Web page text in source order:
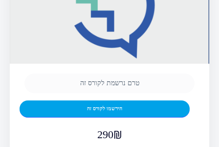
טרם נרשמת לקורס זה
הירשמו לקורס זה
290